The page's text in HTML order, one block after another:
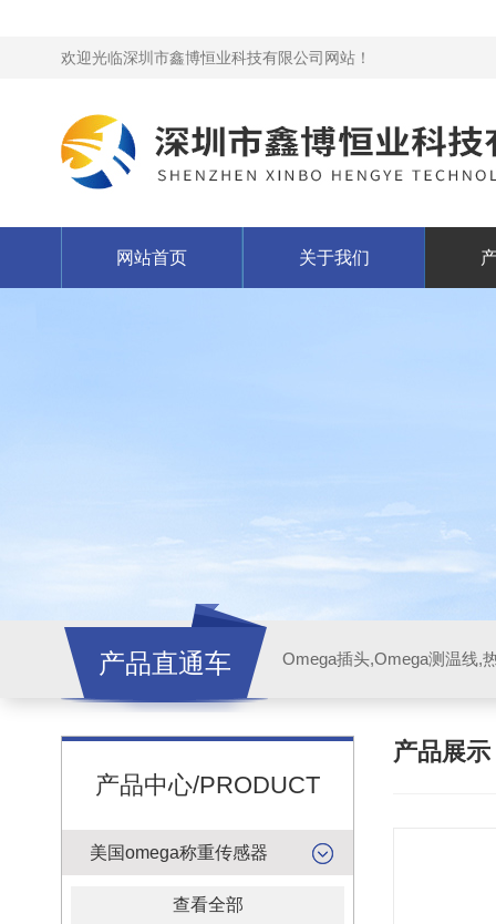
欢迎光临深圳市鑫博恒业科技有限公司网站！
网站首页 关于我们
产品直通车
产品中心/PRODUCT
美国omega称重传感器
查看全部
产品展示